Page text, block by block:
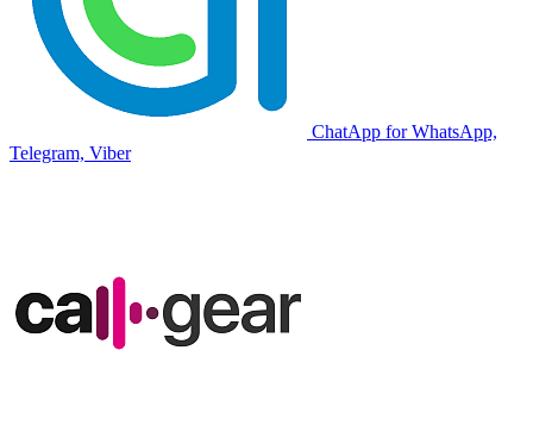
ChatApp for WhatsApp,
Telegram, Viber